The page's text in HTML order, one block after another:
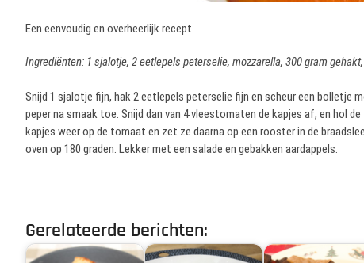
Een eenvoudig en overheerlijk recept.
Ingrediënten: 1 sjalotje, 2 eetlepels peterselie, mozzarella, 300 gram
Snijd 1 sjalotje fijn, hak 2 eetlepels peterselie fijn en scheur een bolletje
peper na smaak toe. Snijd dan van 4 vleestomaten de kapjes af, en hol
kapjes weer op de tomaat en zet ze daarna op een rooster in de
oven op 180 graden. Lekker met een salade en gebakken aardappels.
Gerelateerde berichten: